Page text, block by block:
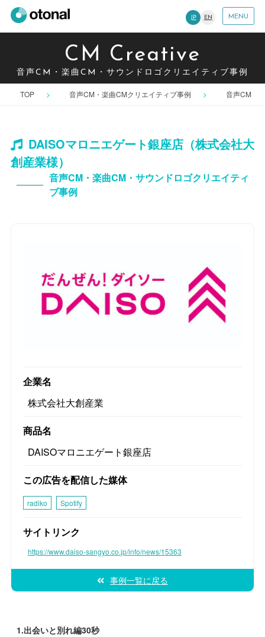
JP EN MENU
CM Creative
音声CM・楽曲CM・サウンドロゴクリエイティブ事例
TOP 音声CM・楽曲CMクリエイティブ事例 音声CM
DAISOマロニエゲート銀座店（株式会社大
創産業様）
音声CM・楽曲CM・サウンドロゴクリエイティ
ブ事例
企業名
株式会社大創産業
商品名
DAISOマロニエゲート銀座店
この広告を配信した媒体
radiko Spotify
サイトリンク
https://www.daiso-sangyo.co.jp/info/news/15363
事例一覧に戻る
1.出会いと別れ編30秒